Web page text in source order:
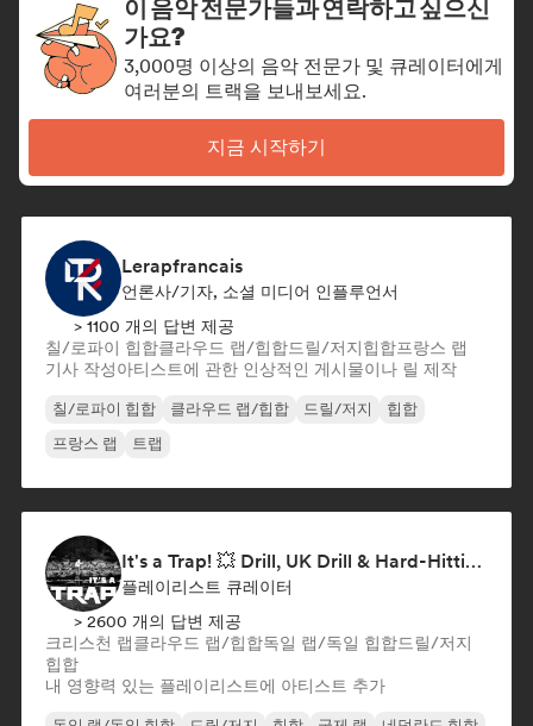
이 음악 전문가들과 연락하고 싶으신
가요?
3,000명 이상의 음악 전문가 및 큐레이터에게
여러분의 트랙을 보내보세요.
지금 시작하기
Lerapfrancais
언론사/기자, 소셜 미디어 인플루언서
> 1100 개의 답변 제공
칠/로파이 힙합클라우드 랩/힙합드릴/저지힙합프랑스 랩
기사 작성아티스트에 관한 인상적인 게시물이나 릴 제작
칠/로파이 힙합 클라우드 랩/힙합 드릴/저지
힙합
프랑스 랩
트랩
It's a Trap! 💥 Drill, UK Drill & Hard-Hitting Trap
플레이리스트 큐레이터
> 2600 개의 답변 제공
크리스천 랩클라우드 랩/힙합독일 랩/독일 힙합드릴/저지
힙합
내 영향력 있는 플레이리스트에 아티스트 추가